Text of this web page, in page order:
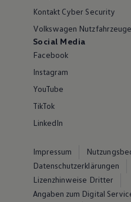
Kontakt Cyber Security
Volkswagen Nutzfahrzeuge
Social Media
Facebook
Instagram
YouTube
TikTok
LinkedIn
Impressum
Datenschutzerklärungen
Lizenzhinweise Dritter
Angaben zum Digital